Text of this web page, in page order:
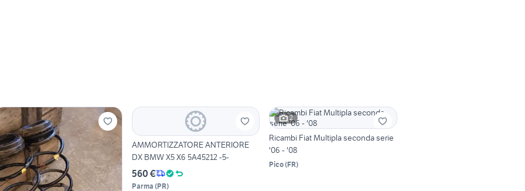
AMMORTIZZATORE ANTERIORE
DX BMW X5 X6 5A45212 -5-
560 €
Parma (PR)
2
Ricambi Fiat Multipla seconda serie
'06 - '08
Pico(FR)